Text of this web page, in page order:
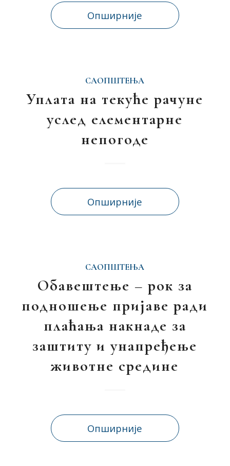
Опширније
САОПШТЕЊА
Уплата на текуће рачуне
услед елементарне
непогоде
Опширније
САОПШТЕЊА
Обавештење – рок за
подношење пријаве ради
плаћања накнаде за
заштиту и унапређење
животне средине
Опширније